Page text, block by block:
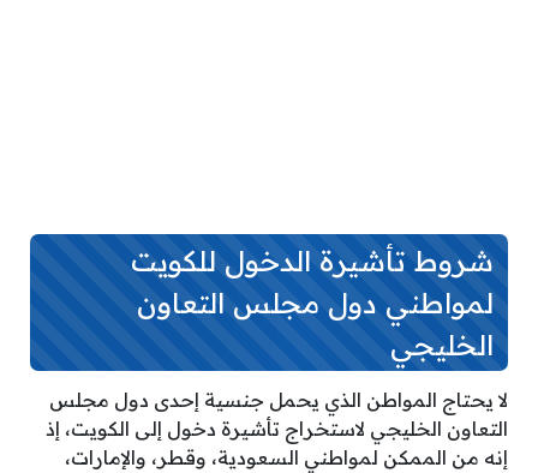
شروط تأشيرة الدخول للكويت
لمواطني دول مجلس التعاون
الخليجي
لا يحتاج المواطن الذي يحمل جنسية إحدى دول مجلس
التعاون الخليجي لاستخراج تأشيرة دخول إلى الكويت، إذ
إنه من الممكن لمواطني السعودية، وقطر، والإمارات،